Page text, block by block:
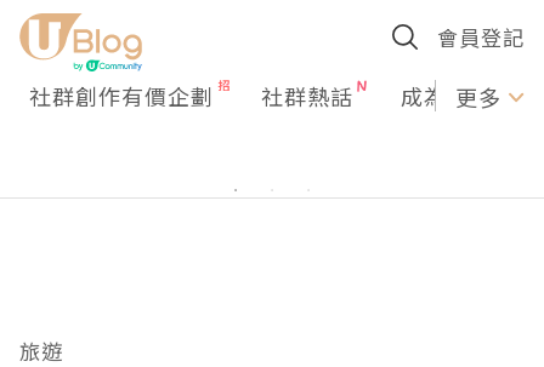
會員登記
社群創作有價企劃 社群熱話 成為U更多
旅遊